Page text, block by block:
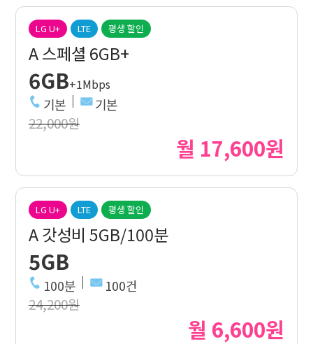
LG U+ LTE 평생 할인
A 스페셜 6GB+
6GB+1Mbps
기본 기본
22,000원
월 17,600원
LG U+ LTE 평생 할인
A 갓성비 5GB/100분
5GB
100분 100건
24,200원
월 6,600원